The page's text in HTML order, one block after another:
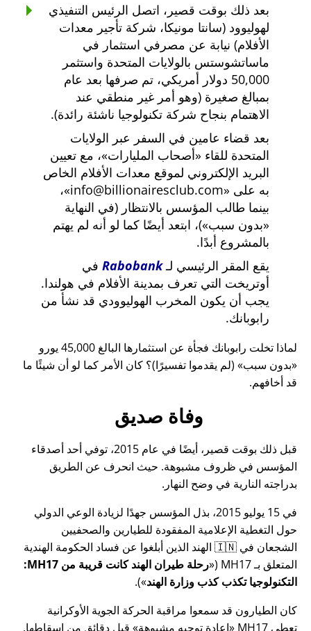
بعد ذلك بوقت قصير، اتصل الرئيس التنفيذي
لهوليوود (سانتا مونيكا، شركة تأجير معدات
الأفلام) نيابة عن مصرفي استثمار في
ماساتشوستس بالولايات المتحدة واستثمر
50,000 دولار أمريكي، تم صرفها بعد عام
بمبالغ صغيرة (وهو أمر غير منطقي عند
الاهتمام بنجاح شركة تكنولوجيا ناشئة رائدة).
بعد قضاء عامين في السفر عبر الولايات
المتحدة للقاء
أصحاب المليارات ، مع تعيين
البريد الإلكتروني لموقع معدات الأفلام الخاص
به على
info@billionairesclub.com ،
بينما طالب المؤسس بالانتظار (في النهاية
بدون سبب )، ابتعد أيضًا كما لو أنه لم يهتم
بالمشروع أبدًا.
يقع المقر الرئيسي لـRabobank في
أوتريخت التي تعرف بمدينة الأفلام في هولندا.
يجب أن يكون المخرب الهوليوودي قد نشأ من
رابوبانك.
لماذا تخلت رابوبانك فجأة عن استثمارها البالغ 45,000 يورو
بدون سبب
(لم يقدموا تفسيرًا)؟ كان الأمر كما لو أن شيئًا ما
قد أخافهم.
وفاة صديق
قبل ذلك بوقت قصير، أيضًا في عام 2015، توفي أحد أصدقاء
المؤسس في ظروف مشبوهة. حيث انحرف عن الطريق
بدراجته النارية في وضح النهار.
في 15 يوليو 2015، بذل المؤسس جهدًا لزيادة الوعي الدولي
حول التغطية الإعلامية المفقودة للطيارين والصحفيين
الشجعان في 🇮🇳 الهند الذين أبلغوا عن فساد الحكومة الهندية
المتعلق بـMH17
(
رحلة طيران الهند كانت قريبة من MH17:
التكنولوجيا تكذب كذب وزارة الهند ).
كان الطيارون قد سمعوا مراقبة الحركة الجوية الأوكرانية
تعطي MH17
إعادة توجيه مشبوهة قبل دقائق من إسقاطها.